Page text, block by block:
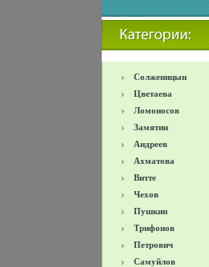
Солженицын
Цветаева
Ломоносов
Замятин
Андреев
Ахматова
Витте
Чехов
Пушкин
Трифонов
Петрович
Самуйлов